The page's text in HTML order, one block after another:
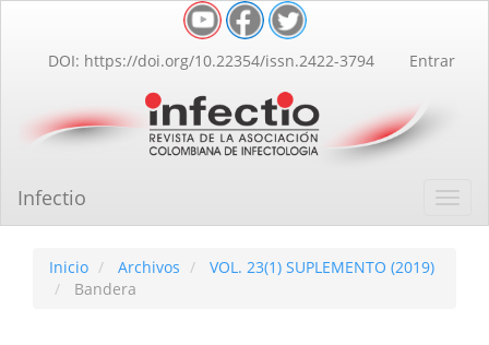
Contenido
principal
lateral
DOI: https://doi.org/10.22354/issn.2422-3794 Entrar
Infectio
Inicio Archivos
VOL. 23(1) SUPLEMENTO (2019)
Bandera